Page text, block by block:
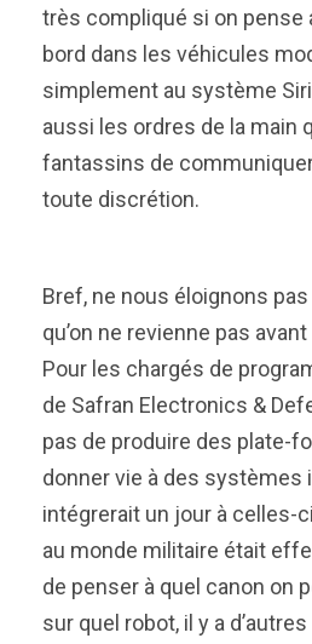
très compliqué si on pense
bord dans les véhicules
simplement au système Siri
aussi les ordres de la main
fantassins de
toute discrétion.
Bref, ne nous éloignons
qu’on ne revienne pas
Pour les chargés de
de Safran Electronics &
pas de produire des plate-
donner vie à des systèmes
intégrerait un jour à celles-
au monde militaire était
de penser à quel canon on
sur quel robot, il y a